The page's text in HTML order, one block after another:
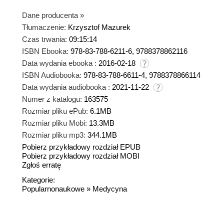
Dane producenta »
Tłumaczenie: Krzysztof Mazurek
Czas trwania: 09:15:14
ISBN Ebooka: 978-83-788-6211-6, 9788378862116
Data wydania ebooka : 2016-02-18
ISBN Audiobooka: 978-83-788-6611-4, 9788378866114
Data wydania audiobooka : 2021-11-22
Numer z katalogu: 163575
Rozmiar pliku ePub: 6.1MB
Rozmiar pliku Mobi: 13.3MB
Rozmiar pliku mp3: 344.1MB
Pobierz przykładowy rozdział EPUB
Pobierz przykładowy rozdział MOBI
Zgłoś erratę
Kategorie:
Popularnonaukowe » Medycyna